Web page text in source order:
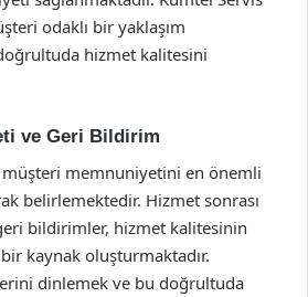
odaklı bir yaklaşım
hizmet kalitesini
ve Geri Bildirim
müşteri memnuniyetini en önemli
belirlemektedir. Hizmet sonrası
bildirimler, hizmet kalitesinin
kaynak oluşturmaktadır.
dinlemek ve bu doğrultuda